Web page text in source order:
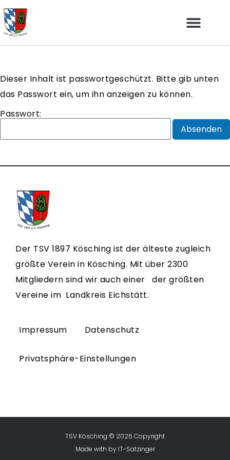
Dieser Inhalt ist passwortgeschützt. Bitte gib unten
das Passwort ein, um ihn anzeigen zu können.
Passwort:
Der TSV 1897 Kösching ist der älteste zugleich
größte Verein in Kösching. Mit über 2300
Mitgliedern sind wir auch einer der größten
Vereine im Landkreis Eichstätt.
Impressum Datenschutz
Privatsphäre-Einstellungen
TSV Kösching © 2026 Copyright
Made with byIT-Satzinger